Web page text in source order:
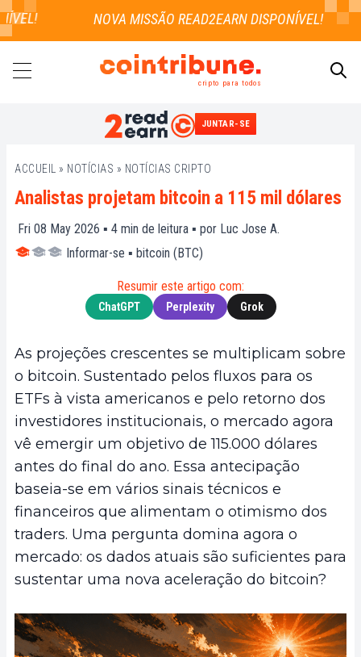
cripto para todos
JUNTAR-SE
ACCUEIL » NOTÍCIAS » NOTÍCIAS CRIPTO
Analistas projetam bitcoin a 115 mil dólares
Fri 08 May 2026 ▪ 4 min de leitura ▪ por Luc Jose A.
Informar-se ▪ bitcoin (BTC)
Resumir este artigo com:
ChatGPT Perplexity Grok
As projeções crescentes se multiplicam sobre
o bitcoin. Sustentado pelos fluxos para os
ETFs à vista americanos e pelo retorno dos
investidores institucionais, o mercado agora
vê emergir um objetivo de 115.000 dólares
antes do final do ano. Essa antecipação
baseia-se em vários sinais técnicos e
financeiros que alimentam o otimismo dos
traders. Uma pergunta domina agora o
mercado: os dados atuais são suficientes para
sustentar uma nova aceleração do bitcoin?